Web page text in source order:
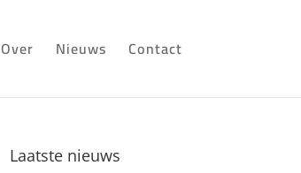
Over Nieuws Contact
Laatste nieuws